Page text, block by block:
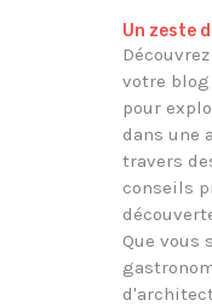
Un zeste
votre
pour
dans une
travers
conseils
Que vous
Rechercher